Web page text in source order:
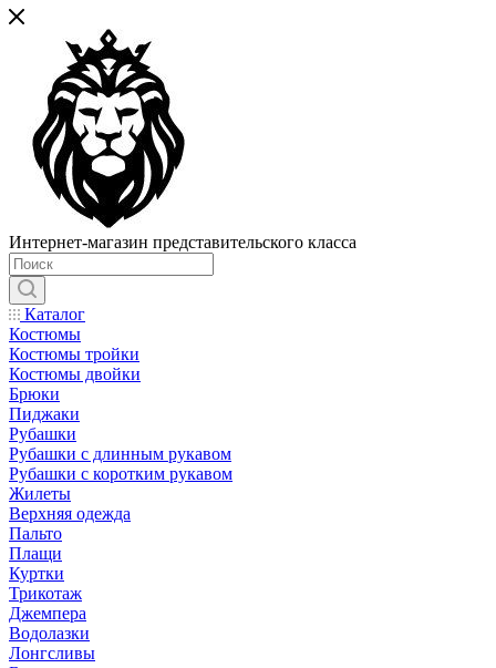
Интернет-магазин представительского класса
Каталог
Костюмы
Костюмы тройки
Костюмы двойки
Брюки
Пиджаки
Рубашки
Рубашки с длинным рукавом
Рубашки с коротким рукавом
Жилеты
Верхняя одежда
Пальто
Плащи
Куртки
Трикотаж
Джемпера
Водолазки
Лонгсливы